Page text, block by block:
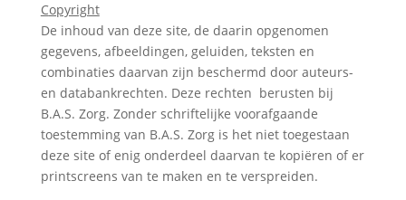
Copyright
De inhoud van deze site, de daarin opgenomen
gegevens, afbeeldingen, geluiden, teksten en
combinaties daarvan zijn beschermd door auteurs-
en databankrechten. Deze rechten berusten bij
B.A.S. Zorg. Zonder schriftelijke voorafgaande
toestemming van B.A.S. Zorg is het niet toegestaan
deze site of enig onderdeel daarvan te kopiëren of er
printscreens van te maken en te verspreiden.